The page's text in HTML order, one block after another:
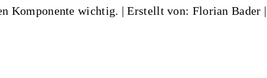
Komponente wichtig. |Erstellt von: Florian Bader